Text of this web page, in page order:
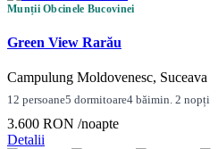
Munții Obcinele Bucovinei
Green View Rarău
Campulung Moldovenesc, Suceava
12 persoane5 dormitoare4 băimin. 2 nopți
3.600 RON /noapte
Detalii